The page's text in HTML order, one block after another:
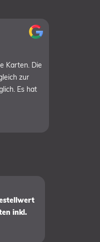
Karten. Die
zur
Es hat
inkl.